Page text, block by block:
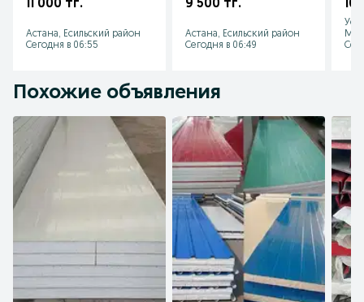
панели в наличии
11 000 тг.
Астана, Есильский район
Сегодня в 06:55
стеновые и
9 500 тг.
Астана, Есильский район
Сегодня в 06:49
10
Похожие объявления